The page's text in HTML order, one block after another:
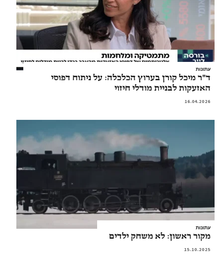
עתונות
ד"ר מיכל קורן בערוץ הכלכלה: על ניתוח דפוסי
האזעקות לבניית מודלי חיזוי
16.04.2026
עתונות
מקור ראשון: לא משחק ילדים
15.10.2025